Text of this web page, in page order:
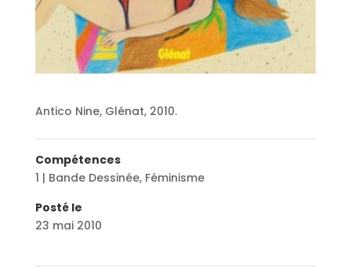
Antico Nine, Glénat, 2010.
Compétences
1 | Bande Dessinée, Féminisme
Posté le
23 mai 2010